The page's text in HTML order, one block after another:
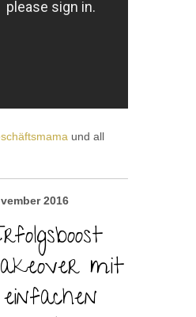
und all
2016
mit